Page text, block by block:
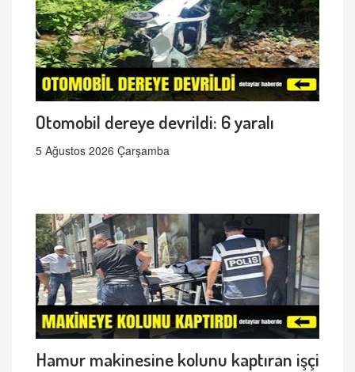
Otomobil dereye devrildi: 6 yaralı
5 Ağustos 2026 Çarşamba
Hamur makinesine kolunu kaptıran işçi